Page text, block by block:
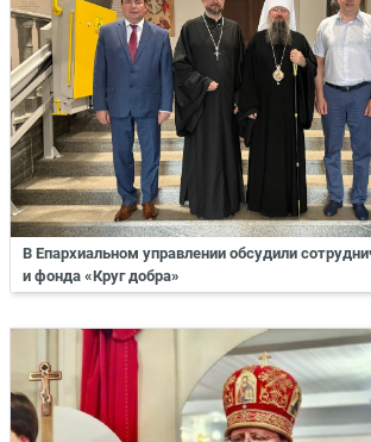
В Епархиальном управлении обсудили
и фонда «Круг добра»